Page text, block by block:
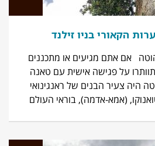
הקאורי בניו זילנד
אם אתם מגיעים או מתכננים
תוותרו על פגישה אישית עם טאנה
צעיר הבנים של ראנגינואי
(אמא-אדמה), בוראי העולם